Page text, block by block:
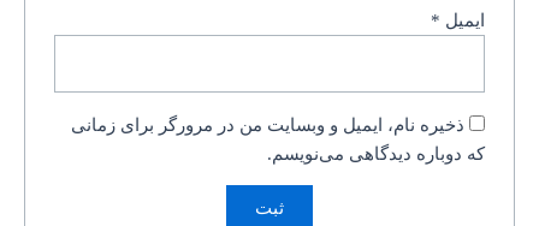
ایمیل *
ذخیره نام، ایمیل و وبسایت من در مرورگر برای زمانی
که دوباره دیدگاهی می‌نویسم.